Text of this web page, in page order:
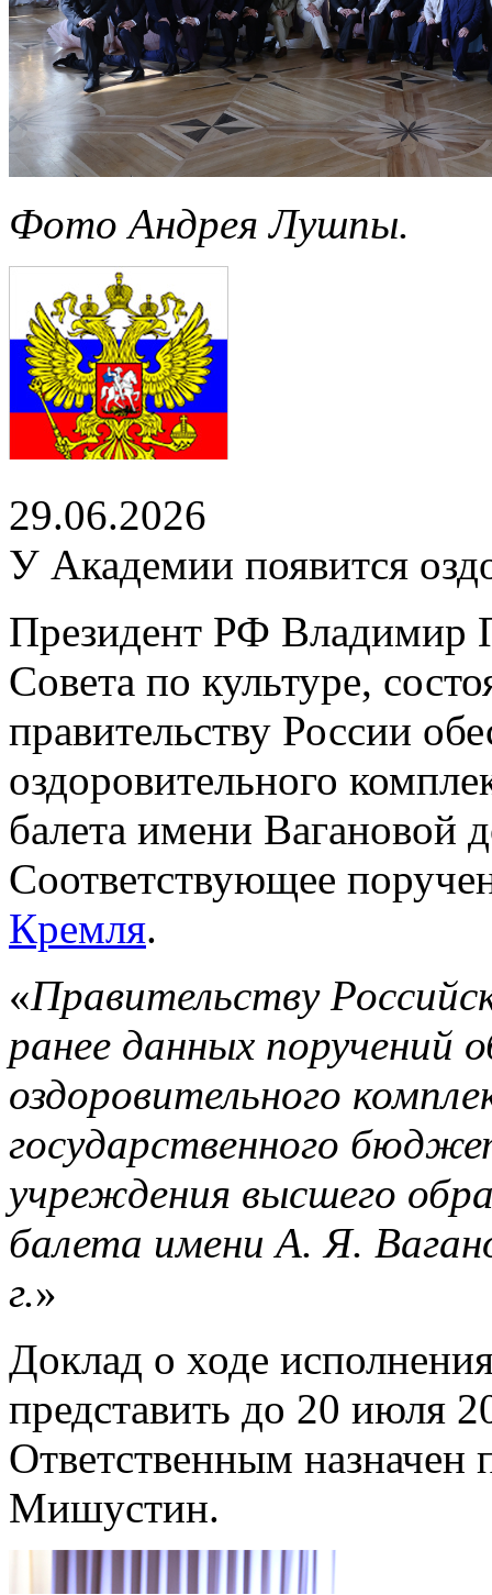
Фото Андрея Лушпы.
29.06.2026
У Академии появится
Президент РФ Владимир
Совета по культуре,
правительству России
оздоровительного
балета имени Вагановой
Соответствующее
Кремля.
«Правительству
ранее данных поручений
оздоровительного
государственного
учреждения высшего
балета имени А. Я.
г.»
Доклад о ходе
представить до 20 июля
Ответственным
Мишустин.